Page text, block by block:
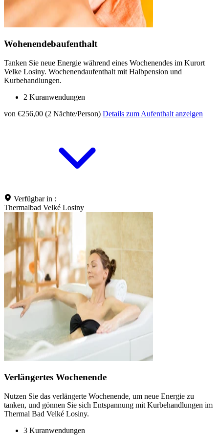
Wohenendebaufenthalt
Tanken Sie neue Energie während eines Wochenendes im Kurort
Velke Losiny. Wochenendaufenthalt mit Halbpension und
Kurbehandlungen.
2 Kuranwendungen
von €256,00 (2 Nächte/Person) Details zum Aufenthalt anzeigen
Verfügbar in :
Thermalbad Velké Losiny
Verlängertes Wochenende
Nutzen Sie das verlängerte Wochenende, um neue Energie zu
tanken, und gönnen Sie sich Entspannung mit Kurbehandlungen im
Thermal Bad Velké Losiny.
3 Kuranwendungen